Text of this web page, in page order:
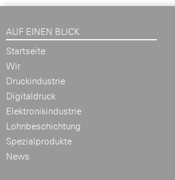
AUF EINEN BLICK
Startseite
Wir
Druckindustrie
Digitaldruck
Elektronikindustrie
Lohnbeschichtung
Spezialprodukte
News